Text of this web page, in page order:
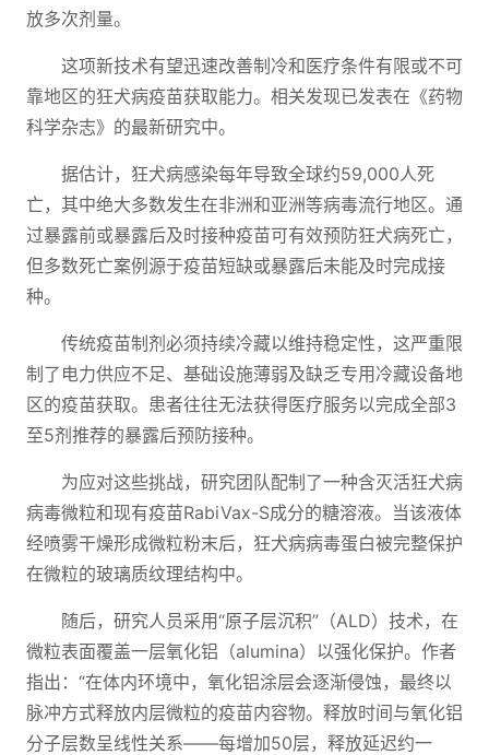
放多次剂量。
这项新技术有望迅速改善制冷和医疗条件有限或不可
靠地区的狂犬病疫苗获取能力。相关发现已发表在《药物
科学杂志》的最新研究中。
据估计，狂犬病感染每年导致全球约59,000人死
亡，其中绝大多数发生在非洲和亚洲等病毒流行地区。通
过暴露前或暴露后及时接种疫苗可有效预防狂犬病死亡，
但多数死亡案例源于疫苗短缺或暴露后未能及时完成接
种。
传统疫苗制剂必须持续冷藏以维持稳定性，这严重限
制了电力供应不足、基础设施薄弱及缺乏专用冷藏设备地
区的疫苗获取。患者往往无法获得医疗服务以完成全部3
至5剂推荐的暴露后预防接种。
为应对这些挑战，研究团队配制了一种含灭活狂犬病
病毒微粒和现有疫苗RabiVax-S成分的糖溶液。当该液体
经喷雾干燥形成微粒粉末后，狂犬病病毒蛋白被完整保护
在微粒的玻璃质纹理结构中。
随后，研究人员采用“原子层沉积”（ALD）技术，在
微粒表面覆盖一层氧化铝（alumina）以强化保护。作者
指出：“在体内环境中，氧化铝涂层会逐渐侵蚀，最终以
脉冲方式释放内层微粒的疫苗内容物。释放时间与氧化铝
分子层数呈线性关系——每增加50层，释放延迟约一